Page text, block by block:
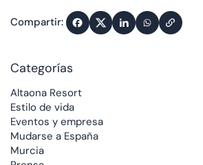
Compartir:
Categorías
Altaona Resort
Estilo de vida
Eventos y empresa
Mudarse a España
Murcia